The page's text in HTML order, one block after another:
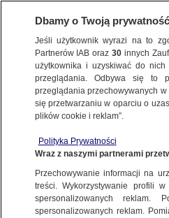
WARSZAWA
NAJNOWSZE
11.11.2010, 17:40
Udostępnij
Dbamy o Twoją prywatność
Jeśli użytkownik wyrazi na to
Partnerów IAB oraz30 innych
użytkownika i uzyskiwać do
przeglądania. Odbywa się to
przeglądania przechowywanych
się przetwarzaniu w oparciu o
plików cookie i reklam”.
Polityka Prywatności
Wraz z naszymi partnerami
Przechowywanie informacji na
treści. Wykorzystywanie profili
spersonalizowanych reklam.
spersonalizowanych reklam.